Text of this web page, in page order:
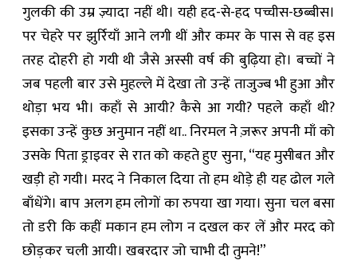
गुलकी की उम्र ज़्यादा नहीं थी। यही हद-से-हद पच्चीस-छब्बीस।
पर चेहरे पर झुर्रियाँ आने लगी थीं और कमर के पास से वह इस
तरह दोहरी हो गयी थी जैसे अस्सी वर्ष की बुढ़िया हो। बच्चों ने
जब पहली बार उसे मुहल्ले में देखा तो उन्हें ताजुज्ब भी हुआ और
थोड़ा भय भी। कहाँ से आयी? कैसे आ गयी? पहले कहाँ थी?
इसका उन्हें कुछ अनुमान नहीं था.. निरमल ने ज़रूर अपनी माँ को
उसके पिता ड्राइवर से रात को कहते हुए सुना, “यह मुसीबत और
खड़ी हो गयी। मरद ने निकाल दिया तो हम थोड़े ही यह ढोल गले
बाँधेंगे। बाप अलग हम लोगों का रुपया खा गया। सुना चल बसा
तो डरी कि कहीं मकान हम लोग न दखल कर लें और मरद को
छोड़कर चली आयी। खबरदार जो चाभी दी तुमने!”